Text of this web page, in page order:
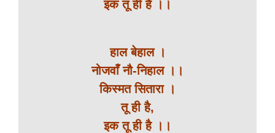
इक तू ही है ।।
हाल बेहाल ।
नोजवाँ नौ-निहाल ।।
किस्मत सितारा ।
तू ही है,
इक तू ही है ।।